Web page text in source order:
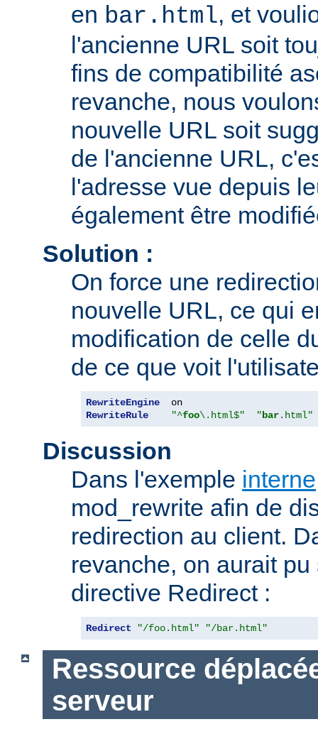
en bar.html, et
l'ancienne URL soit
fins de compatibilité
revanche, nous
nouvelle URL soit
de l'ancienne URL,
l'adresse vue depuis
également être
Solution :
On force une
nouvelle URL, ce qui
modification de celle
de ce que voit
RewriteEngine
RewriteRule
"^foo\.html$" "bar.html"
Discussion
Dans l'exemple interne
mod_rewrite afin de
redirection au client.
revanche, on aurait
directive Redirect :
Redirect "/foo.html" "/bar.html"
Ressource
serveur